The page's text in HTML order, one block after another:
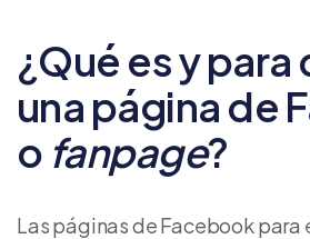
¿Qué es y para
una página de
o fanpage?
Las páginas de Facebook para